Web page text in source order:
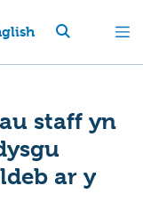
staff yn
ar y